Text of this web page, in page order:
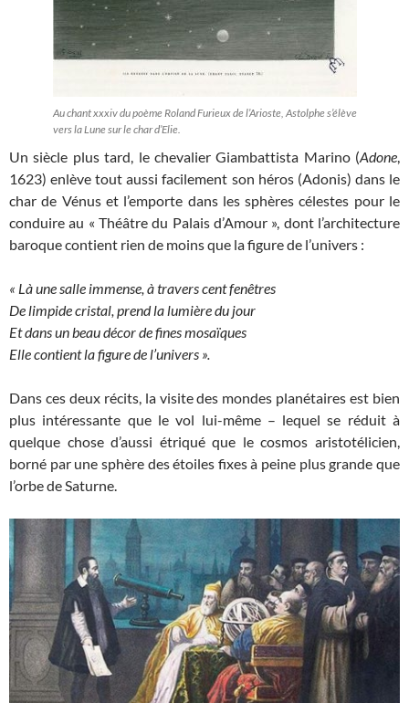
Au chant xxxiv du poème Roland Furieux de l’Arioste, Astolphe s’élève
vers la Lune sur le char d’Elie.
Un siècle plus tard, le chevalier Giambattista Marino (Adone,
1623) enlève tout aussi facilement son héros (Adonis) dans le
char de Vénus et l’emporte dans les sphères célestes pour le
conduire au « Théâtre du Palais d’Amour », dont l’architecture
baroque contient rien de moins que la figure de l’univers :
« Là une salle immense, à travers cent fenêtres
De limpide cristal, prend la lumière du jour
Et dans un beau décor de fines mosaïques
Elle contient la figure de l’univers ».
Dans ces deux récits, la visite des mondes planétaires est bien
plus intéressante que le vol lui-même – lequel se réduit à
quelque chose d’aussi étriqué que le cosmos aristotélicien,
borné par une sphère des étoiles fixes à peine plus grande que
l’orbe de Saturne.